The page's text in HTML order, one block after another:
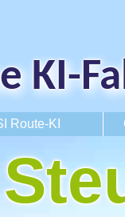
KI-
Route-KI